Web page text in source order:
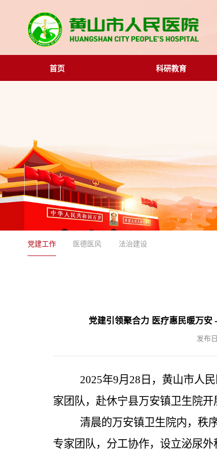
首页 科研教育
党建工作 医德医风 法治建设
党建引领聚合力 医疗惠民暖万
发布
2025年9月28日，黄山市人
家团队，赴休宁县万安镇卫生院开
清晨的万安镇卫生院内，秩
专家团队，分工协作，设立泌尿